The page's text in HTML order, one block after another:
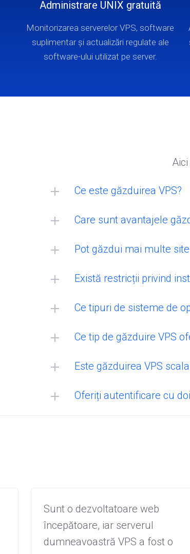
Administrare UNIX gratuită
Monitorizarea serverelor VPS, software
suplimentar și actualizări regulate ale
software-ului utilizat pe server.
Ce este găzduirea VPS?
Care sunt avantajele
Pot găzdui mai multe
Există restricții privind
Ce tipuri de sisteme de
MacOS:
Ce tip de găzduire VPS
Este găzduirea VPS
Oferiți autentificare cu
Sunt o dezvoltatoare web
începătoare, iar serverul
dumneavoastră VPS a fost o